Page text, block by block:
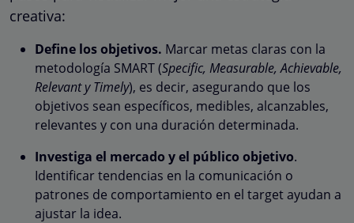
creativa:
Define los objetivos. Marcar metas claras con la
metodología SMART (Specific, Measurable, Achievable,
Relevant y Timely), es decir, asegurando que los
objetivos sean específicos, medibles, alcanzables,
relevantes y con una duración determinada.
Investiga el mercado y el público objetivo.
Identificar tendencias en la comunicación o
patrones de comportamiento en el target ayudan a
ajustar la idea.